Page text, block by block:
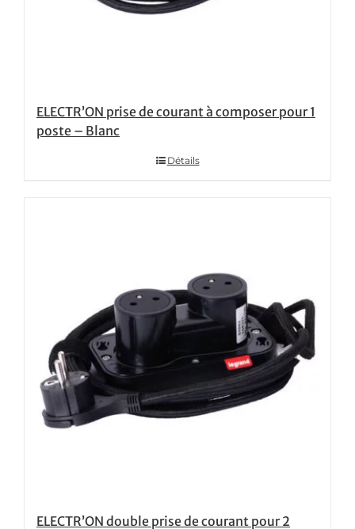
ELECTR’ON prise de courant à composer pour 1
poste – Blanc
Détails
ELECTR’ON double prise de courant pour 2